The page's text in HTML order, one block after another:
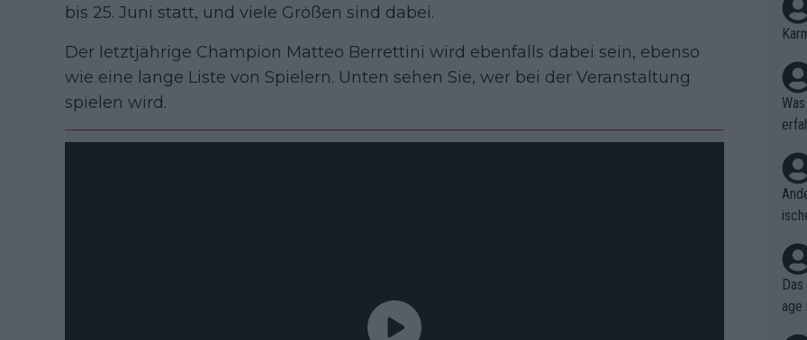
bis 25. Juni statt, und viele Größen sind dabei.
Der letztjährige Champion Matteo Berrettini wird ebenfalls dabei sein, ebenso
wie eine lange Liste von Spielern. Unten sehen Sie, wer bei der Veranstaltung
spielen wird.
age